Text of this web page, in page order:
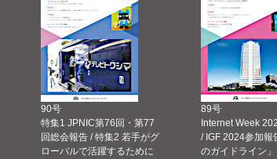
90号
特集1 JPNIC第76回・第77
回総会報告 / 特集2 若手がグ
ローバルで活躍するために
89号
Internet Week
/ IGF 2024参加報
のガイドライン